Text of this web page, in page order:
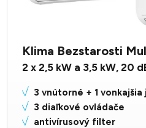
Klima Bezstarosti
2 x 2,5 kW a 3,5 kW,20
3 vnútorné + 1
3 diaľkové ovládače
antivírusový filter